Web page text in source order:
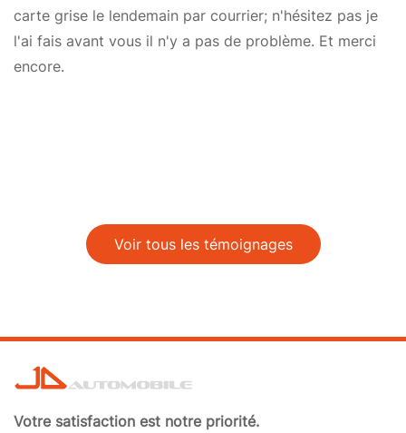
carte grise le lendemain par courrier; n'hésitez pas je
l'ai fais avant vous il n'y a pas de problème. Et merci
encore.
Voir tous les témoignages
Votre satisfaction est notre priorité.